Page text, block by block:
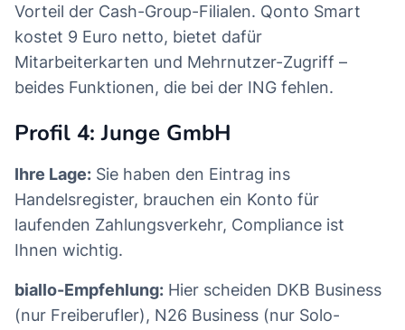
Vorteil der Cash-Group-Filialen. Qonto Smart
kostet 9 Euro netto, bietet dafür
Mitarbeiterkarten und Mehrnutzer-Zugriff –
beides Funktionen, die bei der ING fehlen.
Profil 4: Junge GmbH
Ihre Lage: Sie haben den Eintrag ins
Handelsregister, brauchen ein Konto für
laufenden Zahlungsverkehr, Compliance ist
Ihnen wichtig.
biallo-Empfehlung: Hier scheiden DKB Business
(nur Freiberufler), N26 Business (nur Solo-